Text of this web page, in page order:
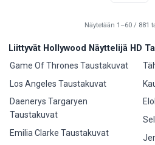
Näytetään 1–60 / 881
Liittyvät Hollywood Näyttelijä HD
Game Of Thrones Taustakuvat
Los Angeles Taustakuvat
Daenerys Targaryen
Taustakuvat
Emilia Clarke Taustakuvat